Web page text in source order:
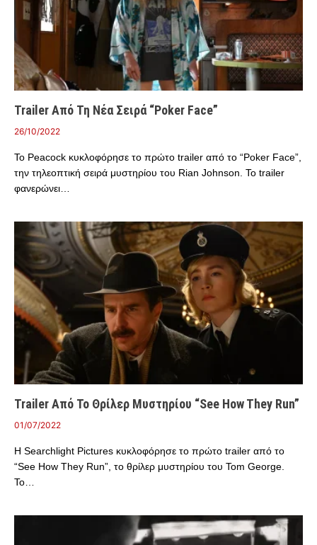
Trailer Από Τη Νέα Σειρά “Poker Face”
26/10/2022
Το Peacock κυκλοφόρησε το πρώτο trailer από το “Poker Face”,
την τηλεοπτική σειρά μυστηρίου του Rian Johnson. Το trailer
φανερώνει…
Trailer Από Το Θρίλερ Μυστηρίου “See How They Run”
01/07/2022
Η Searchlight Pictures κυκλοφόρησε το πρώτο trailer από το
“See How They Run”, το θρίλερ μυστηρίου του Tom George.
Το…